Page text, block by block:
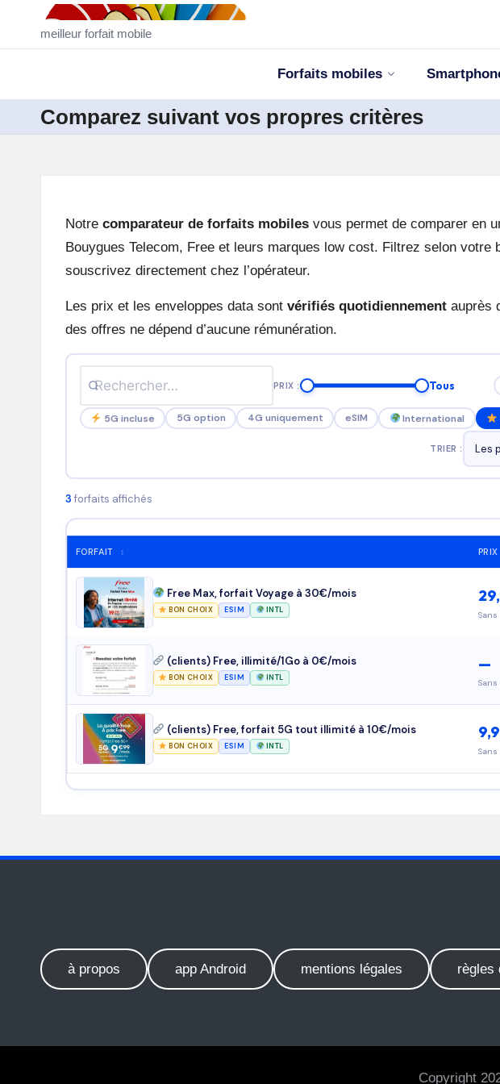
M
ll
e
ai
meilleur forfait mobile
Forfaits mobiles
Comparez suivant vos propres critères
Notre comparateur de forfaits mobiles vous permet de comparer en
Bouygues Telecom, Free et leurs marques low cost. Filtrez selon votre
souscrivez directement chez l’opérateur.
Les prix et les enveloppes data sont vérifiés quotidiennement auprès
des offres ne dépend d’aucune rémunération.
PRIX : Tous
5G incluse 5G option 4G uniquement eSIM International
TRIER :
3 forfaits affichés
FORFAIT ↕ PRIX
Free Max, forfait Voyage à 30€/mois
BON CHOIX ESIM INTL
(clients) Free, illimité/1Go à 0€/mois
BON CHOIX ESIM INTL
—
(clients) Free, forfait 5G tout illimité à 10€/mois
BON CHOIX ESIM INTL
à propos app Android mentions légales règles
Copyright